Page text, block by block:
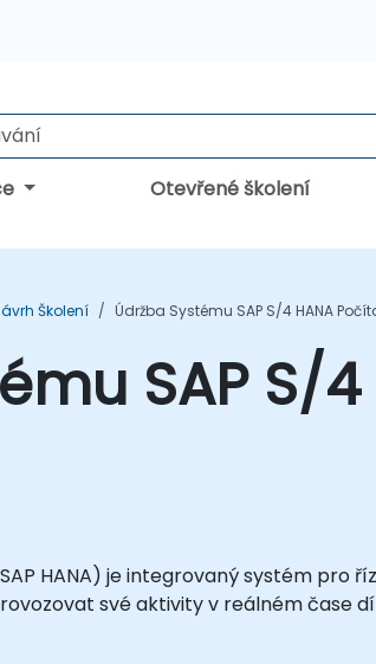
Otevřené školení
Školení Údržba Systému SAP S/4 HANA
SAP S/
SAP HANA) je integrovaný systém pro
své aktivity v reálném čase